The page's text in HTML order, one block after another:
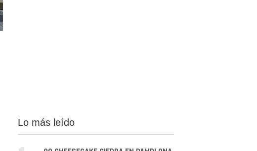
Lo más leído